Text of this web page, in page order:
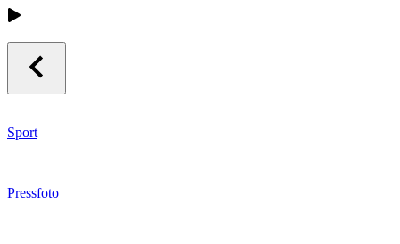
Sport
Pressfoto